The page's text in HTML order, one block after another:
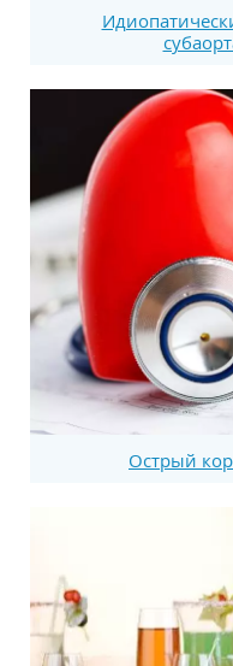
Острый